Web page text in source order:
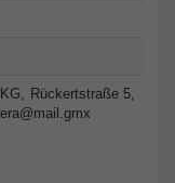
Rückertstraße 5,